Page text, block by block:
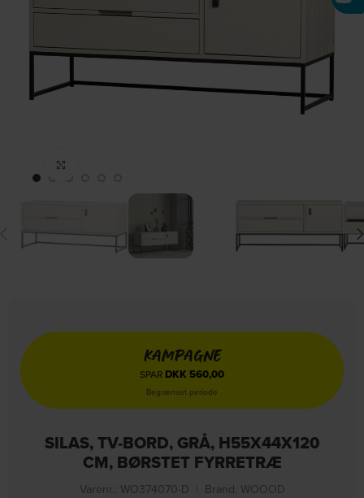
KAMPAGNE
SPAR DKK 560,00
Begrænset periode
SILAS, TV-BORD, GRÅ, H55X44X120
CM, BØRSTET FYRRETRÆ
Varenr.: WO374070-D Brand: WOOOD